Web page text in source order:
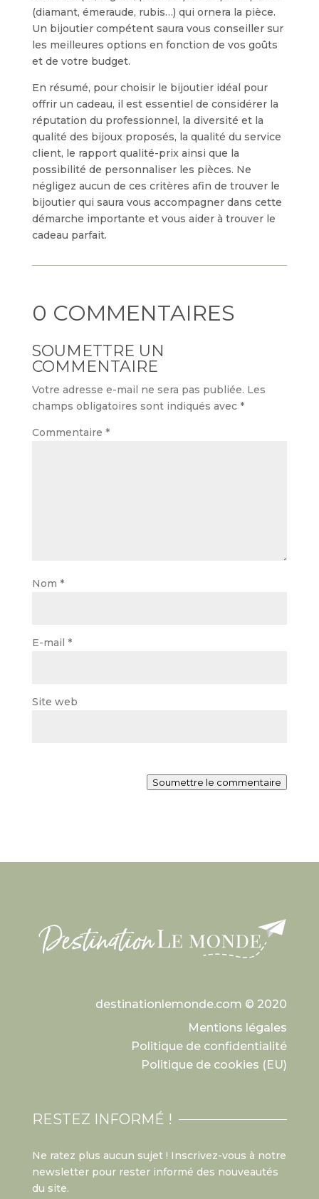
(diamant, émeraude, rubis…) qui ornera la pièce.
Un bijoutier compétent saura vous conseiller sur
les meilleures options en fonction de vos goûts
et de votre budget.
En résumé, pour choisir le bijoutier idéal pour
offrir un cadeau, il est essentiel de considérer la
réputation du professionnel, la diversité et la
qualité des bijoux proposés, la qualité du service
client, le rapport qualité-prix ainsi que la
possibilité de personnaliser les pièces. Ne
négligez aucun de ces critères afin de trouver le
bijoutier qui saura vous accompagner dans cette
démarche importante et vous aider à trouver le
cadeau parfait.
0 COMMENTAIRES
SOUMETTRE UN
COMMENTAIRE
Votre adresse e-mail ne sera pas publiée. Les
champs obligatoires sont indiqués avec *
Commentaire *
Nom *
E-mail *
Site web
Soumettre le commentaire
destinationlemonde.com © 2020
Mentions légales
Politique de confidentialité
Politique de cookies (EU)
RESTEZ INFORMÉ !
Ne ratez plus aucun sujet ! Inscrivez-vous à notre
newsletter pour rester informé des nouveautés
du site.